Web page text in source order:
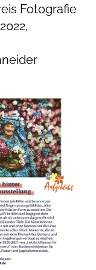
Fotografie